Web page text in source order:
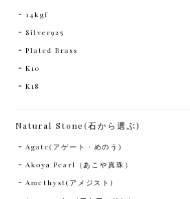
14kgf
Silver925
Plated Brass
K10
K18
Natural Stone(石から選ぶ)
Agate(アゲート・めのう)
Akoya Pearl（あこや真珠）
Amethyst(アメジスト)